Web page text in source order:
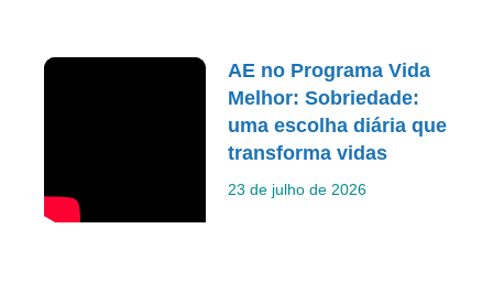
AE no Programa Vida
Melhor: Sobriedade:
uma escolha diária que
transforma vidas
23 de julho de 2026